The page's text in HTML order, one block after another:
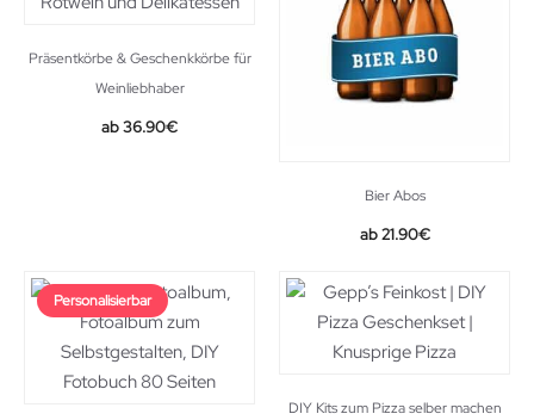
Präsentkörbe & Geschenkkörbe für
Weinliebhaber
36.90€
Bier Abos
21.90€
Personalisierbar
DIY Kits zum Pizza selber machen